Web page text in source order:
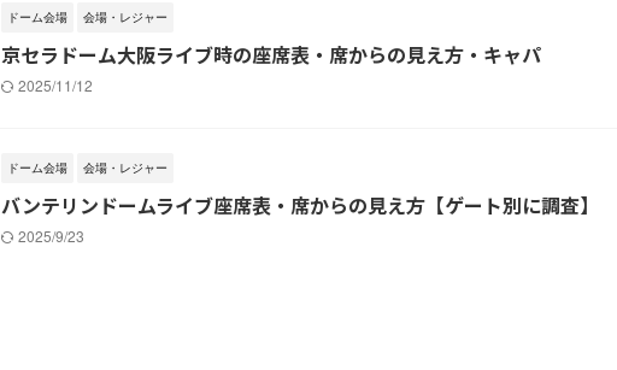
ドーム会場 会場・レジャー
京セラドーム大阪ライブ時の座席表・席からの見え方・キャパ
2025/11/12
ドーム会場 会場・レジャー
バンテリンドームライブ座席表・席からの見え方【ゲート別に調査】
2025/9/23